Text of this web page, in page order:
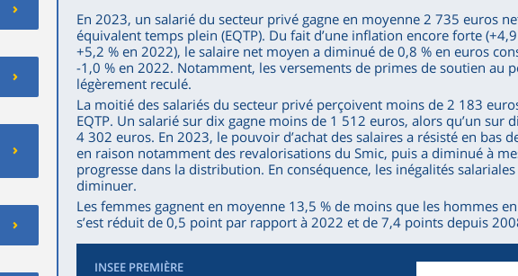
En 2023, un salarié du secteur privé gagne en moyenne 2 735 euros
équivalent temps plein (EQTP). Du fait d’une inflation encore forte
+5,2 % en 2022), le salaire net moyen a diminué de 0,8 % en euros
-1,0 % en 2022. Notamment, les versements de primes de soutien au
légèrement reculé.
La moitié des salariés du secteur privé perçoivent moins de 2 183
EQTP. Un salarié sur dix gagne moins de 1 512 euros, alors qu’un sur
4 302 euros. En 2023, le pouvoir d’achat des salaires a résisté en bas
en raison notamment des revalorisations du Smic, puis a diminué à
progresse dans la distribution. En conséquence, les inégalités
diminuer.
Les femmes gagnent en moyenne 13,5 % de moins que les hommes en
s’est réduit de 0,5 point par rapport à 2022 et de 7,4 points depuis
INSEE PREMIÈRE